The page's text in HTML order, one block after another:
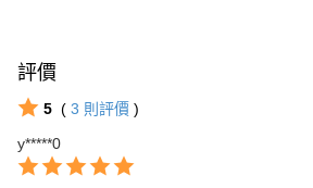
評價
5 ( 3 則評價 )
y*****0